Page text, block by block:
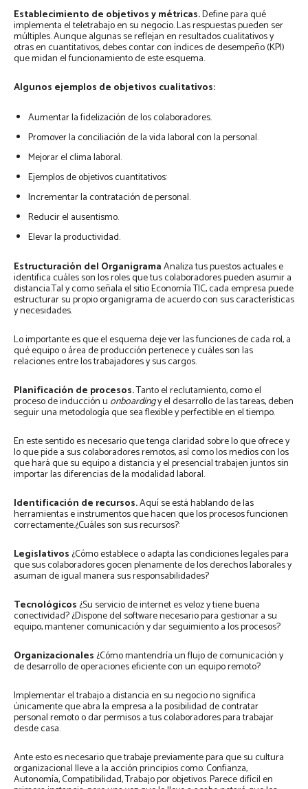
Establecimiento de objetivos y métricas.Define para qué
implementa el teletrabajo en su negocio. Las respuestas pueden ser
múltiples. Aunque algunas se reflejan en resultados cualitativos y
otras en cuantitativos, debes contar con índices de desempeño (KPI)
que midan el funcionamiento de este esquema.
Algunos ejemplos de objetivos cualitativos:
Aumentar la fidelización de los colaboradores.
Promover la conciliación de la vida laboral con la personal.
Mejorar el clima laboral.
Ejemplos de objetivos cuantitativos:
Incrementar la contratación de personal.
Reducir el ausentismo.
Elevar la productividad.
Estructuración del OrganigramaAnaliza tus puestos actuales e
identifica cuáles son los roles que tus colaboradores pueden asumir a
distancia.Tal y como señala el sitio Economía TIC, cada empresa puede
estructurar su propio organigrama de acuerdo con sus características
y necesidades.
Lo importante es que el esquema deje ver las funciones de cada rol, a
qué equipo o área de producción pertenece y cuáles son las
relaciones entre los trabajadores y sus cargos.
Planificación de procesos.Tanto el reclutamiento, como el
proceso de inducción u onboardingy el desarrollo de las tareas, deben
seguir una metodología que sea flexible y perfectible en el tiempo.
En este sentido es necesario que tenga claridad sobre lo que ofrece y
lo que pide a sus colaboradores remotos, así como los medios con los
que hará que su equipo a distancia y el presencial trabajen juntos sin
importar las diferencias de la modalidad laboral.
Identificación de recursos.Aquí se está hablando de las
herramientas e instrumentos que hacen que los procesos funcionen
correctamente.¿Cuáles son sus recursos?:
Legislativos¿Cómo establece o adapta las condiciones legales para
que sus colaboradores gocen plenamente de los derechos laborales y
asuman de igual manera sus responsabilidades?
Tecnológicos¿Su servicio de internet es veloz y tiene buena
conectividad? ¿Dispone del software necesario para gestionar a su
equipo, mantener comunicación y dar seguimiento a los procesos?
Organizacionales¿Cómo mantendría un flujo de comunicación y
de desarrollo de operaciones eficiente con un equipo remoto?
Implementar el trabajo a distancia en su negocio no significa
únicamente que abra la empresa a la posibilidad de contratar
personal remoto o dar permisos a tus colaboradores para trabajar
desde casa.
Ante esto es necesario que trabaje previamente para que su cultura
organizacional lleve a la acción principios como: Confianza,
Autonomía, Compatibilidad, Trabajo por objetivos. Parece difícil en